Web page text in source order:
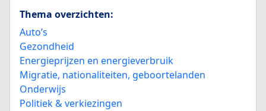
Thema overzichten:
Auto’s
Gezondheid
Energieprijzen en energieverbruik
Migratie, nationaliteiten, geboortelanden
Onderwijs
Politiek & verkiezingen